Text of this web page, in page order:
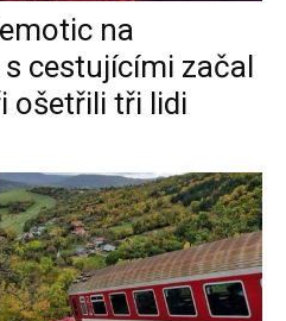
na
cestujícími začal
ošetřili tři lidi